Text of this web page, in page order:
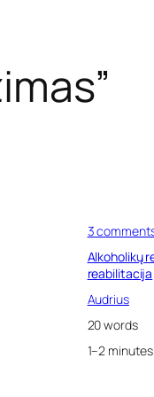
3
Alkoholikų
reabilitacija
Audrius
20 words
1–2 minutes